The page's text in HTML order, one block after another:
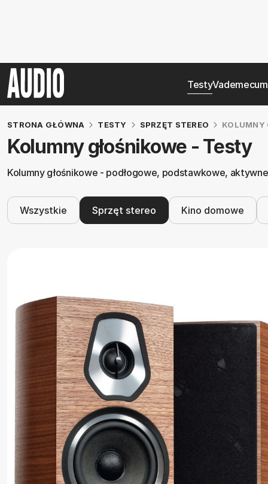
TestyVademecum
STRONA GŁÓWNA TESTY SPRZĘT STEREO KOLUMNY
Kolumny głośnikowe - Testy
Kolumny głośnikowe - podłogowe, podstawkowe,
Wszystkie Sprzęt stereo Kino domowe